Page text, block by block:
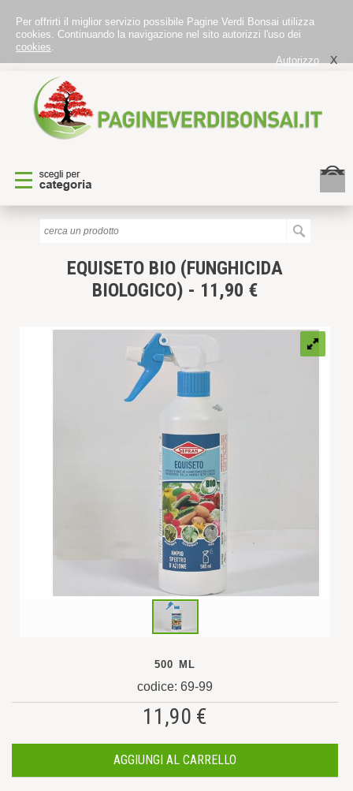
Per offrirti il miglior servizio possibile Pagine Verdi Bonsai utilizza
cookies. Continuando la navigazione nel sito autorizzi l'uso dei
cookies.
Autorizzo
X
EQUISETO BIO (FUNGHICIDA
BIOLOGICO) - 11,90 €
500 ML
codice: 69-99
11,90 €
AGGIUNGI AL CARRELLO